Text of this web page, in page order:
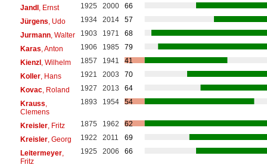
Jandl, Ernst 1925 2000
66
Jürgens , Udo 1934 2014
57
Jurmann, Walter 1903 1971
68
Karas , Anton 1906 1985
79
Kienzl, Wilhelm 1857 1941
41
Koller, Hans 1921 2003
70
Kovac, Roland 1927 2013
64
Krauss
Clemens
1893 1954 54
Kreisler, Fritz 1875 1962
62
Kreisler, Georg 1922 2011
69
Leitermeyer,
Fritz
1925 2006 66